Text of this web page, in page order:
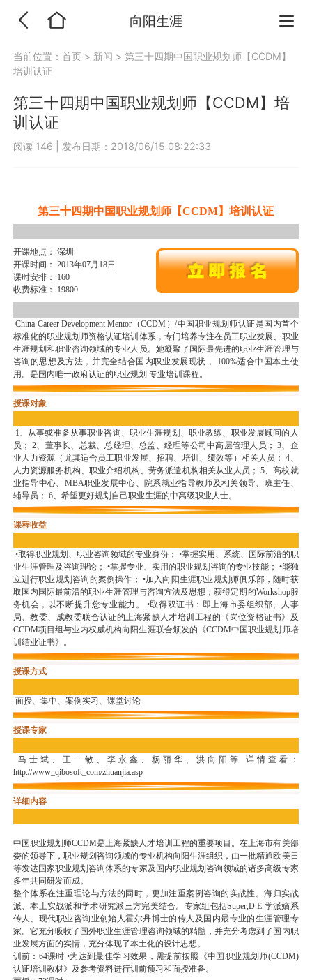
向阳生涯
当前位置：首页 > 新闻 >第三十四期中国职业规划师【CCDM】
培训认证
第三十四期中国职业规划师【CCDM】培
训认证
阅读 146 发布日期：2018/06/15 08:22:33
第三十四期中国职业规划师【CCDM】培训认证
开课地点： 深圳
开课时间： 2013年07月18日
课时安排： 160
收费标准： 19800
China Career Development Mentor（CCDM）/中国职业规划师认证是国内首个
标准化的职业规划师资格认证培训体系，专门培养专注在员工职业发展、职业
生涯规划和职业咨询领域的专业人员。她凝聚了国际最先进的职业生涯管理与
咨询的思想及方法，并完全结合国内职业发展现状， 100%适合中国本土使
用。是国内唯一政府认证的职业规划 专业培训课程。
授课对象
1、从事或准备从事职业咨询、职业生涯规划、职业教练、职业发展顾问的人
员； 2、董事长、总裁、总经理、总监、经理等公司中高层管理人员； 3、企
业人力资源（尤其适合员工职业发展、招聘、培训、绩效等）相关人员； 4、
人力资源服务机构、职业介绍机构、劳务派遣机构相关从业人员； 5、高校就
业指导中心、MBA职业发展中心、院系就业指导教师及相关领导、班主任、
辅导员； 6、希望更好规划自己职业生涯的中高级职业人士。
课程收益
•取得职业规划、职业咨询领域的专业身份； •掌握实用、系统、国际前沿的职
业生涯管理及咨询理论； •掌握专业、实用的职业规划咨询的专业技能； •能独
立进行职业规划咨询的案例操作； •加入向阳生涯职业规划师俱乐部，随时获
取国内国际最前沿的职业生涯管理与咨询方法及思想；获得定期的Workshop服
务机会，以不断提升您专业能力。 •取得双证书：即上海市委组织部、人事
局、教委、成教委联合认证的上海紧缺人才培训工程的《岗位资格证书》及
CCDM项目组与业内权威机构向阳生涯联合颁发的《CCDM中国职业规划师培
训结业证书》。
授课方式
面授、集中、案例实习、课堂讨论
授课专家
马士斌、王一敏、李永鑫、杨丽华、洪向阳等 详情查看：
http://www_qibosoft_com/zhuanjia.asp
详细内容
中国职业规划师CCDM是上海紧缺人才培训工程的重要项目。在上海市有关部
委的领导下，职业规划咨询领域的专业机构向阳生涯组织，由一批精通欧美日
等发达国家职业规划咨询体系的专家及国内职业规划咨询领域的诸多高级专家
多年共同研发而成。
整个体系在注重理论与方法的同时，更加注重案例咨询的实战性。海归实战
派、本土实战派和学术研究派三方完美结合。专家组包括Super,D.E.学派嫡系
传人、现代职业咨询业创始人霍尔丹博士的传人及国内最专业的生涯管理专
家。它充分吸收了国外职业生涯管理咨询领域的精髓，并充分考虑到了国内职
业发展方面的实情，充分体现了本土化的设计思想。
训前：64课时 •为达到最佳学习效果，需提前按照《中国职业规划师(CCDM)
认证培训教材》及参考资料进行训前预习和面授准备。